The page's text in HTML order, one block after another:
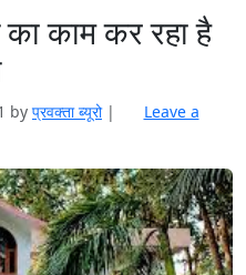
का काम कर रहा है
by प्रवक्‍ता ब्यूरो |
Leave a